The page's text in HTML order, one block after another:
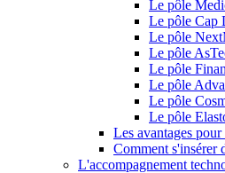
Le pôle
Le pôle Cap
Le pôle
Le pôle
Le pôle
Le pôle
Le pôle
Le pôle
Les avantages
Comment s'insérer
L'accompagnement